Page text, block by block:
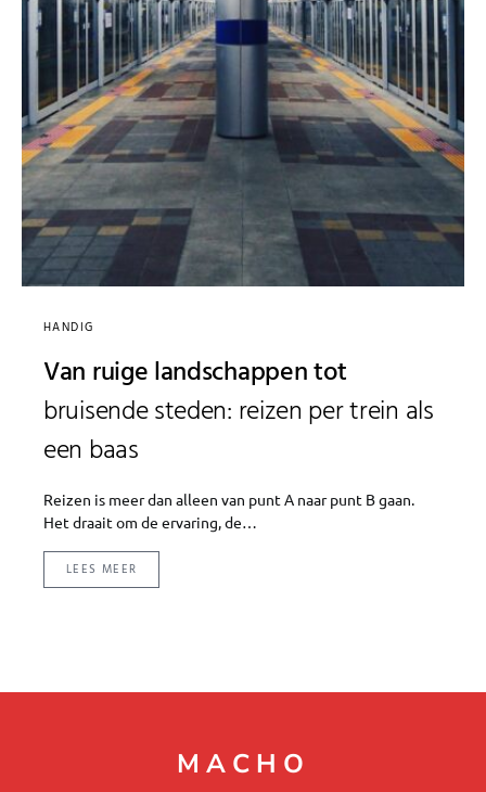
HANDIG
Van ruige landschappen tot
bruisende steden: reizen per trein als
een baas
Reizen is meer dan alleen van punt A naar punt B gaan.
Het draait om de ervaring, de…
LEES MEER
MACHO